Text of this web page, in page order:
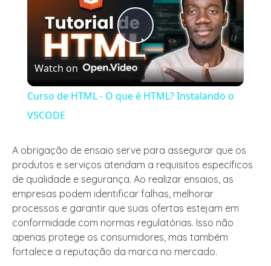
Play
Video
Watch on
Curso de HTML - O que é HTML? Instalando o
VSCODE
A obrigação de ensaio serve para assegurar que os
produtos e serviços atendam a requisitos específicos
de qualidade e segurança. Ao realizar ensaios, as
empresas podem identificar falhas, melhorar
processos e garantir que suas ofertas estejam em
conformidade com normas regulatórias. Isso não
apenas protege os consumidores, mas também
fortalece a reputação da marca no mercado.